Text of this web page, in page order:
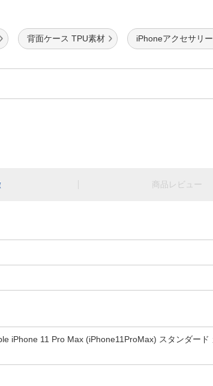
背面ケース TPU素材 iPhoneアクセサリ
商品レビュー
iPhone 11 Pro Max (iPhone11ProMax) スタンダー